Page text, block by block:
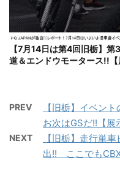
【7月14日は第4回旧栃】
道＆エンドウモータース!!【
PREV
【旧栃】イベン
お次はGSだ!!【展
NEXT
【旧栃】走行単
出!! ここでもCBX